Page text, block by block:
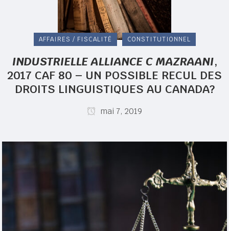
AFFAIRES / FISCALITÉ CONSTITUTIONNEL
INDUSTRIELLE ALLIANCE C MAZRAANI,
2017 CAF 80 – UN POSSIBLE RECUL DES
DROITS LINGUISTIQUES AU CANADA?
mai 7, 2019